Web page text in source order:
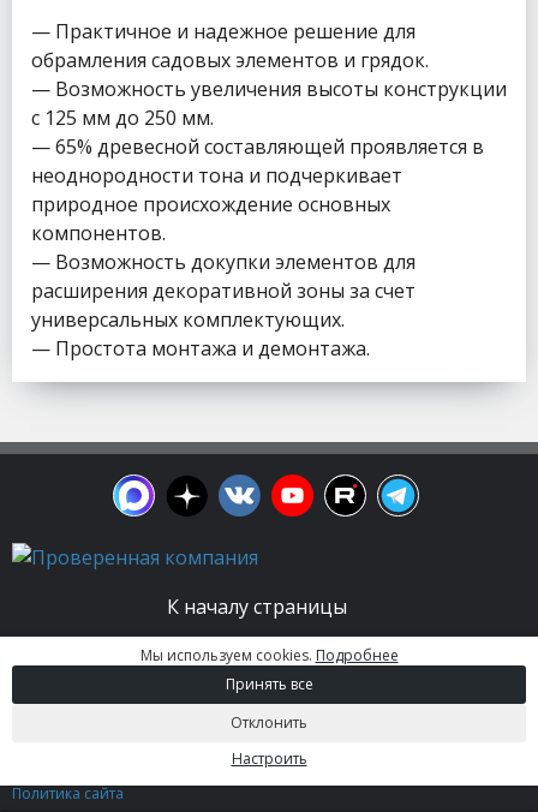
— Практичное и надежное решение для
обрамления садовых элементов и грядок.
— Возможность увеличения высоты конструкции
с 125 мм до 250 мм.
— 65% древесной составляющей проявляется в
неоднородности тона и подчеркивает
природное происхождение основных
компонентов.
— Возможность докупки элементов для
расширения декоративной зоны за счет
универсальных комплектующих.
— Простота монтажа и демонтажа.
К началу страницы
© 2003 - 2026. Апельсин group | Группа
строительных компаний Все права защищены.
Вся информация на этом сайте носит
информационный характер и не является
публичной офертой, определяемой положениями
Политика сайта
Мы используем cookies. Подробнее
Принять все
Отклонить
Настроить